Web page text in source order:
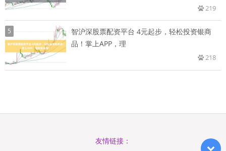
219
5
智沪深股票配资平台 4元起步，轻松投资银商
品！掌上APP，理
218
友情链接：